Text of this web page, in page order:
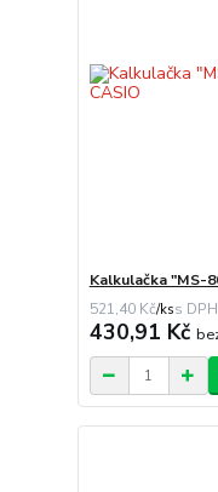
Kalkulačka "MS-
521,40 Kč/ks
430,91 Kč